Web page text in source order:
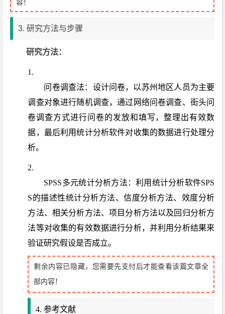
容！
3. 研究方法与步骤
研究方法：
问卷调查法：设计问卷，以苏州地区人员为主要
调查对象进行随机调查，通过网络问卷调查、街头问
卷调查方式进行问卷的发放和填写，整理出有效数
据，最后利用统计分析软件对收集的数据进行处理分
析。
SPSS多元统计分析方法：利用统计分析软件SPS
S的描述性统计分析方法、信度分析方法、效度分析
方法、相关分析方法、项目分析方法以及回归分析方
法等对收集的有效数据进行分析，并利用分析结果来
验证研究假设是否成立。
剩余内容已隐藏，您需要先支付后才能查看该篇文章全
部内容！
4. 参考文献